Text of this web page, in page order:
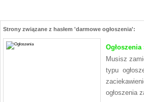
Strony związane z hasłem 'darmowe ogłoszenia':
Ogłoszenia
Musisz
typu
ogłoszenia